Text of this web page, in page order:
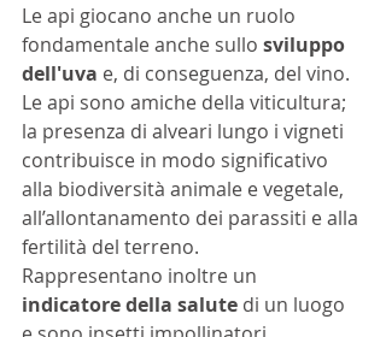
Le api giocano anche un ruolo
fondamentale anche sullo sviluppo
dell'uva e, di conseguenza, del vino.
Le api sono amiche della viticultura;
la presenza di alveari lungo i vigneti
contribuisce in modo significativo
alla biodiversità animale e vegetale,
all’allontanamento dei parassiti e alla
fertilità del terreno.
Rappresentano inoltre un
indicatore della salute di un luogo